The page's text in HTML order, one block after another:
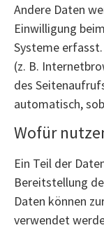
Andere Daten
Einwilligung
Systeme
(z. B.
des
automatisch,
Wofür
Ein Teil der
Bereitstellung
Daten können
verwendet